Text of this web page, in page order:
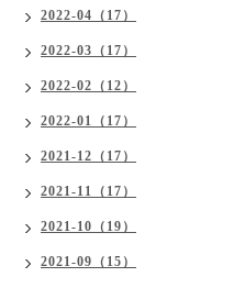
2022-04（17）
2022-03（17）
2022-02（12）
2022-01（17）
2021-12（17）
2021-11（17）
2021-10（19）
2021-09（15）